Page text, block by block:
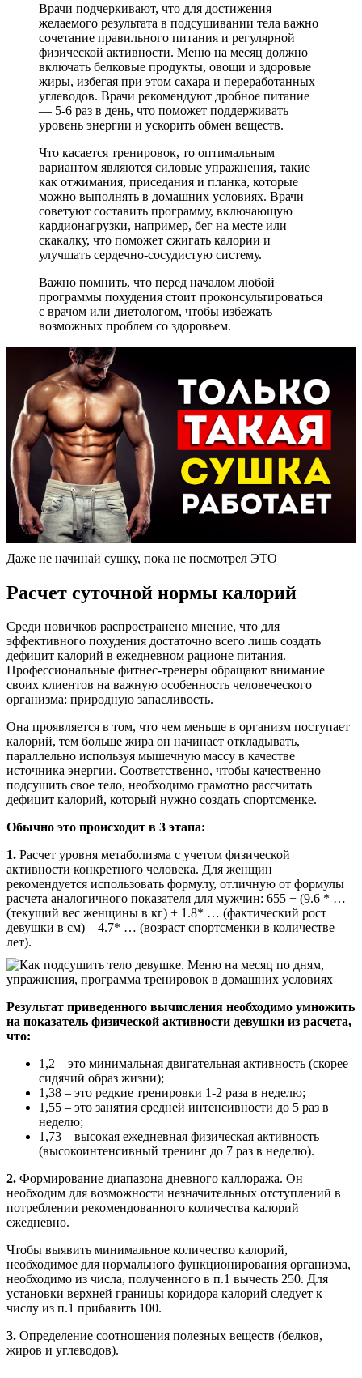
Врачи подчеркивают, что для достижения
желаемого результата в подсушивании тела важно
сочетание правильного питания и регулярной
физической активности. Меню на месяц должно
включать белковые продукты, овощи и здоровые
жиры, избегая при этом сахара и переработанных
углеводов. Врачи рекомендуют дробное питание
— 5-6 раз в день, что поможет поддерживать
уровень энергии и ускорить обмен веществ.
Что касается тренировок, то оптимальным
вариантом являются силовые упражнения, такие
как отжимания, приседания и планка, которые
можно выполнять в домашних условиях. Врачи
советуют составить программу, включающую
кардионагрузки, например, бег на месте или
скакалку, что поможет сжигать калории и
улучшать сердечно-сосудистую систему.
Важно помнить, что перед началом любой
программы похудения стоит проконсультироваться
с врачом или диетологом, чтобы избежать
возможных проблем со здоровьем.
Даже не начинай сушку, пока не посмотрел ЭТО
Расчет суточной нормы калорий
Среди новичков распространено мнение, что для
эффективного похудения достаточно всего лишь создать
дефицит калорий в ежедневном рационе питания.
Профессиональные фитнес-тренеры обращают внимание
своих клиентов на важную особенность человеческого
организма: природную запасливость.
Она проявляется в том, что чем меньше в организм поступает
калорий, тем больше жира он начинает откладывать,
параллельно используя мышечную массу в качестве
источника энергии. Соответственно, чтобы качественно
подсушить свое тело, необходимо грамотно рассчитать
дефицит калорий, который нужно создать спортсменке.
Обычно это происходит в 3 этапа:
1. Расчет уровня метаболизма с учетом физической
активности конкретного человека. Для женщин
рекомендуется использовать формулу, отличную от формулы
расчета аналогичного показателя для мужчин: 655 + (9.6 * …
(текущий вес женщины в кг) + 1.8* … (фактический рост
девушки в см) – 4.7* … (возраст спортсменки в количестве
лет).
Результат приведенного вычисления необходимо умножить
на показатель физической активности девушки из расчета,
что:
1,2 – это минимальная двигательная активность (скорее
сидячий образ жизни);
1,38 – это редкие тренировки 1-2 раза в неделю;
1,55 – это занятия средней интенсивности до 5 раз в
неделю;
1,73 – высокая ежедневная физическая активность
(высокоинтенсивный тренинг до 7 раз в неделю).
2. Формирование диапазона дневного каллоража. Он
необходим для возможности незначительных отступлений в
потреблении рекомендованного количества калорий
ежедневно.
Чтобы выявить минимальное количество калорий,
необходимое для нормального функционирования организма,
необходимо из числа, полученного в п.1 вычесть 250. Для
установки верхней границы коридора калорий следует к
числу из п.1 прибавить 100.
3. Определение соотношения полезных веществ (белков,
жиров и углеводов).